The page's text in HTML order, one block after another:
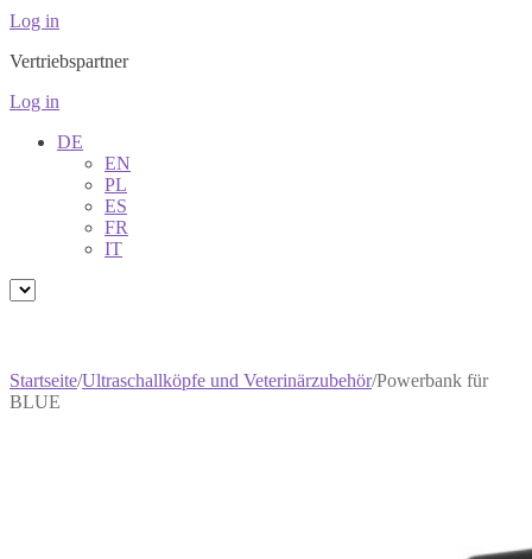
Log in
Vertriebspartner
Log in
DE
EN
PL
ES
FR
IT
Startseite/Ultraschallköpfe und Veterinärzubehör/Powerbank für
BLUE